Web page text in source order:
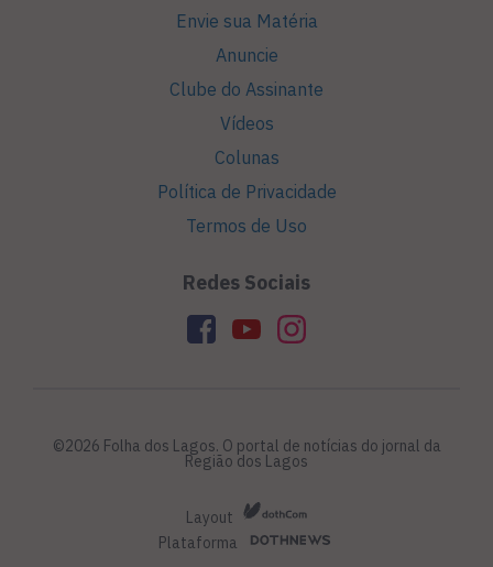
Envie sua Matéria
Anuncie
Clube do Assinante
Vídeos
Colunas
Política de Privacidade
Termos de Uso
Redes Sociais
©2026 Folha dos Lagos. O portal de notícias do jornal da
Região dos Lagos
Layout
Plataforma